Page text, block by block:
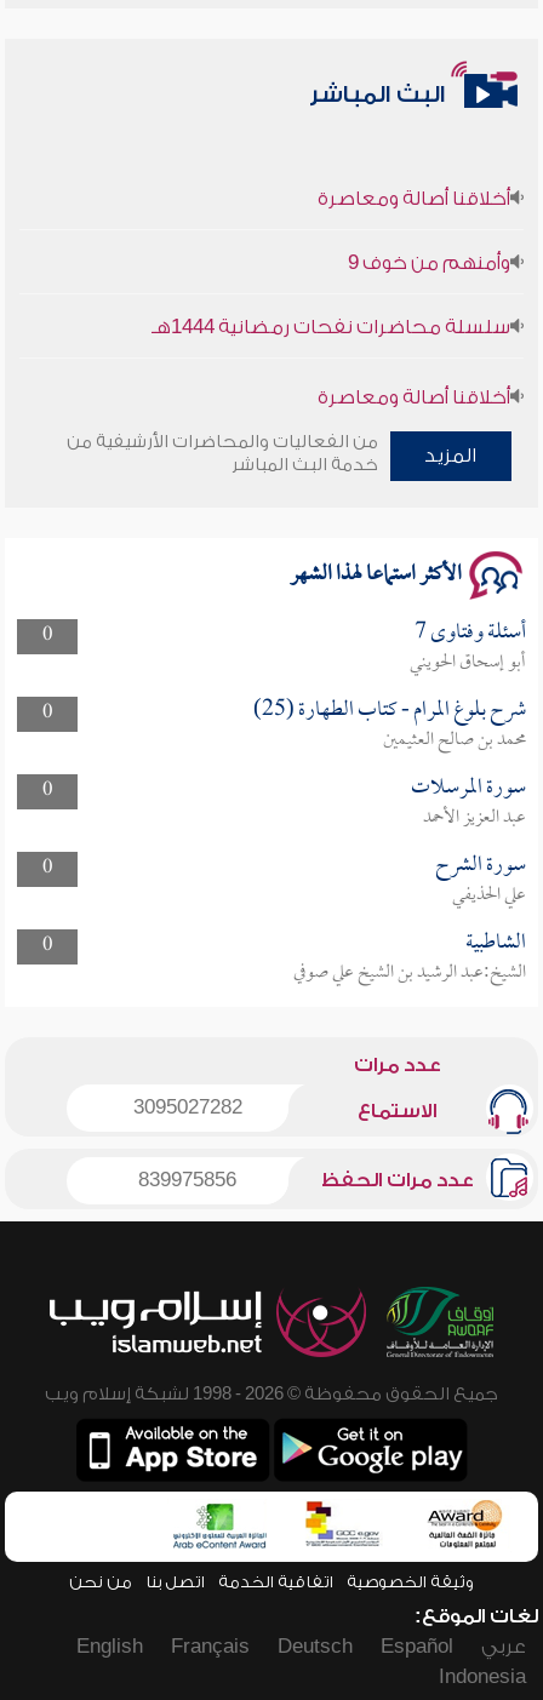
البث المباشر
أخلاقنا أصالة ومعاصرة
وأمنهم من خوف 9
سلسلة محاضرات نفحات رمضانية 1444هـ
أخلاقنا أصالة ومعاصرة
وأمنهم من خوف 9
المزيد
من الفعاليات والمحاضرات الأرشيفية من
خدمة البث المباشر
الأكثر استماعا لهذا الشهر
0 أسئلة وفتاوى 7
أبو إسحاق الحويني
0
شرح بلوغ المرام - كتاب الطهارة (25)
محمد بن صالح العثيمين
0
سورة المرسلات
عبد العزيز الأحمد
0
سورة الشرح
علي الحذيفي
0
الشاطبية
الشيخ:عبد الرشيد بن الشيخ علي صوفي
عدد مرات
الاستماع 3095027282
عدد مرات الحفظ 839975856
جميع الحقوق محفوظة © 2026 - 1998 لشبكة إسلام ويب
وثيقة الخصوصية اتفاقية الخدمة اتصل بنا من نحن
لغات الموقع:
عربي
Español
Deutsch
Français
English
Indonesia